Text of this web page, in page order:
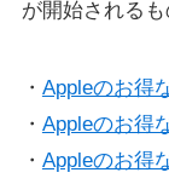
が開始されるも
・ Appleのお得
・ Appleのお得
・ Appleのお得